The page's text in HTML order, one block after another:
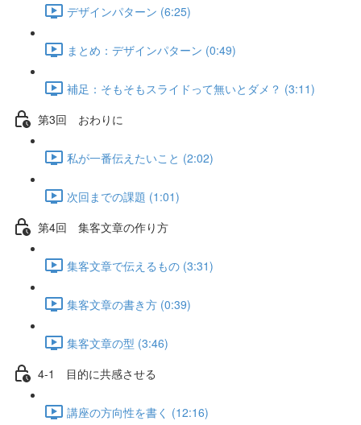
デザインパターン (6:25)
まとめ：デザインパターン (0:49)
補足：そもそもスライドって無いとダメ？ (3:11)
第3回 おわりに
私が一番伝えたいこと (2:02)
次回までの課題 (1:01)
第4回 集客文章の作り方
集客文章で伝えるもの (3:31)
集客文章の書き方 (0:39)
集客文章の型 (3:46)
4-1 目的に共感させる
講座の方向性を書く (12:16)